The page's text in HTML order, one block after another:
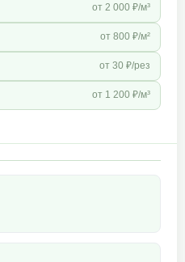
от 2 000 ₽/м³
от 800 ₽/м²
от 30 ₽/рез
от 1 200 ₽/м³